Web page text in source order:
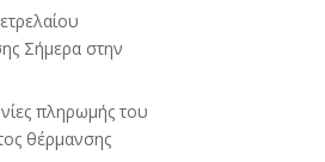
Σήμερα στην
πληρωμής του
θέρμανσης